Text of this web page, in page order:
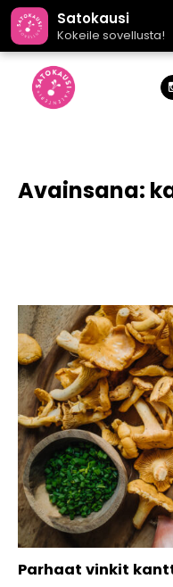
Satokausi
Kokeile sovellusta!
Avainsana:
Parhaat vinkit